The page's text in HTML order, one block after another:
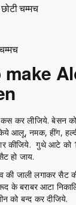
चम्मच
make
कर लीजिये. बेसन को
आलू, नमक, हींग,
कीजिये. गुथे आटे को
हो जाय.
की जाली लगाकर सैट
बराबर आटा
को बन्द कर दीजिये.